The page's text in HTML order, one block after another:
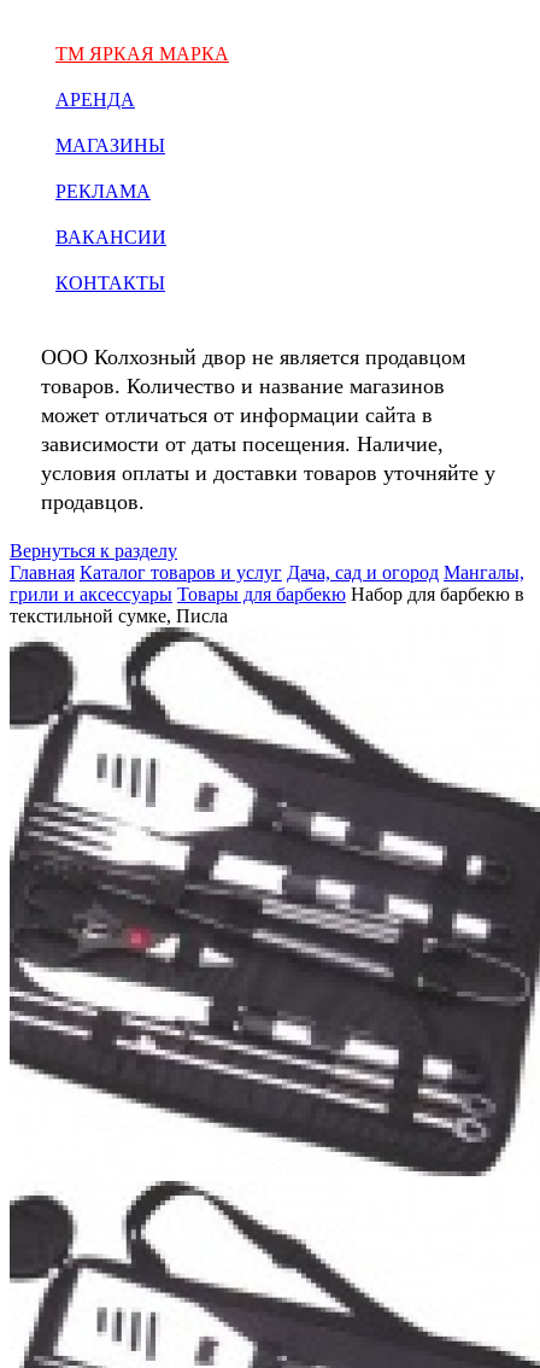
ТМ ЯРКАЯ МАРКА
АРЕНДА
МАГАЗИНЫ
РЕКЛАМА
ВАКАНСИИ
КОНТАКТЫ
ООО Колхозный двор не является продавцом
товаров. Количество и название магазинов
может отличаться от информации сайта в
зависимости от даты посещения. Наличие,
условия оплаты и доставки товаров уточняйте у
продавцов.
Вернуться к разделу
Главная Каталог товаров и услуг Дача, сад и огород Мангалы,
грили и аксессуары Товары для барбекю Набор для барбекю в
текстильной сумке, Писла